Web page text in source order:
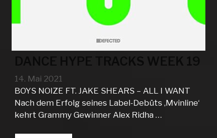
DANCE HYPE TRACKS WEEK 19
14. Mai 2021
BOYS NOIZE FT. JAKE SHEARS – ALL I WANT
Nach dem Erfolg seines Label-Debüts ‚Mvinline‘
kehrt Grammy Gewinner Alex Ridha …